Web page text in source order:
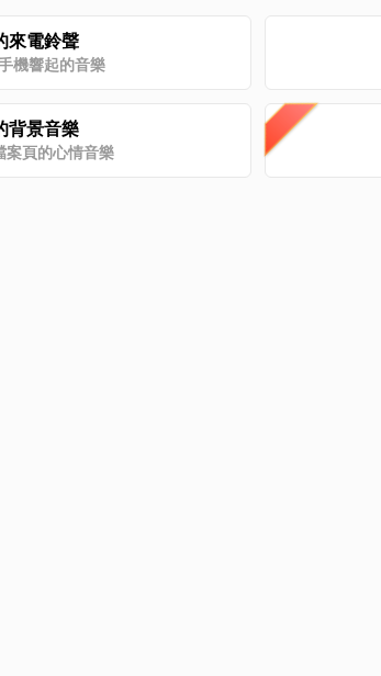
來電鈴聲
機響起的音樂
背景音樂
案頁的心情音樂